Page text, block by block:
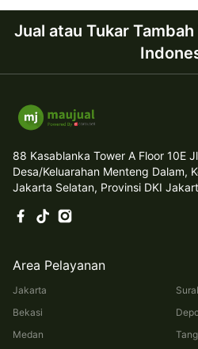
Jual atau Tukar
88 Kasablanka Tower A Floor 10E
Desa/Keluarahan Menteng Dalam,
Jakarta Selatan, Provinsi DKI
Area Pelayanan
Jakarta
Bekasi
Medan